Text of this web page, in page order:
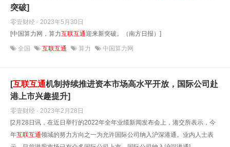
突破]
零壹财经 · 2023年5月30日
[中国算力网，算力互联互通迎来新突破。（南方日报）]
全国 互联互通 算力 中国算力网
[互联互通机制持续推进资本市场高水平开放，国际公司赴
港上市兴趣提升]
零壹财经 · 2023年2月28日
[2月28日讯，在近日举行的2022年全年业绩新闻发布会上，港交所表示，今
年互联互通领域的努力方向之一为允许国际公司纳入沪深港通。业内人士表